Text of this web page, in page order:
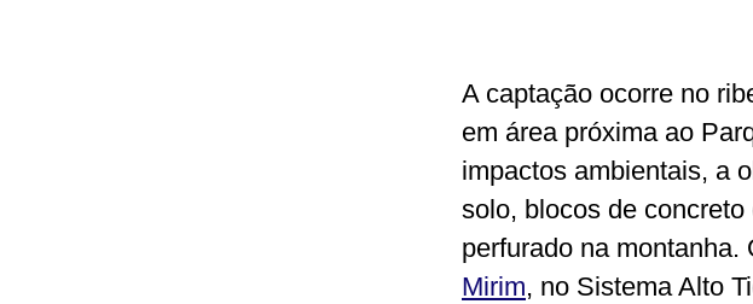
A captação ocorre no
em área próxima ao
impactos ambientais, a
solo, blocos de
perfurado na montanha.
Mirim, no Sistema Alto